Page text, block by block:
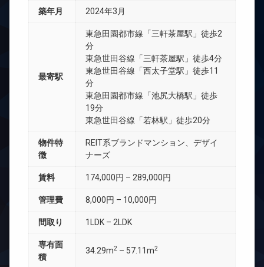
築年月 2024年3月
最寄駅
東急田園都市線「三軒茶屋駅」徒歩2
分
東急世田谷線「三軒茶屋駅」徒歩4分
東急世田谷線「西太子堂駅」徒歩11
分
東急田園都市線「池尻大橋駅」徒歩
19分
東急世田谷線「若林駅」徒歩20分
物件特
徴
REIT系ブランドマンション、デザイ
ナーズ
賃料 174,000円 – 289,000円
管理費 8,000円 – 10,000円
間取り 1LDK – 2LDK
専有面
積
34.29m2 – 57.11m2